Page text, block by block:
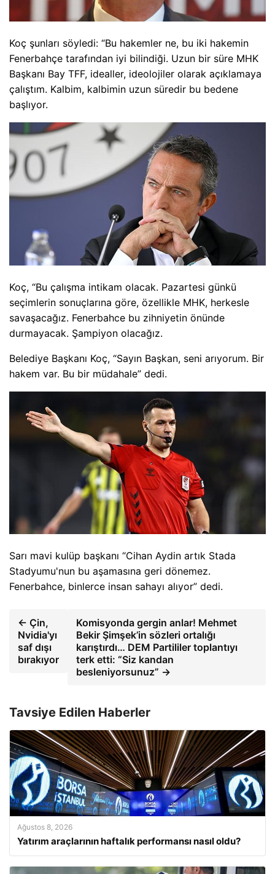
Koç şunları söyledi: “Bu hakemler ne, bu iki hakemin
Fenerbahçe tarafından iyi bilindiği. Uzun bir süre MHK
Başkanı Bay TFF, idealler, ideolojiler olarak açıklamaya
çalıştım. Kalbim, kalbimin uzun süredir bu bedene
başlıyor.
Koç, “Bu çalışma intikam olacak. Pazartesi günkü
seçimlerin sonuçlarına göre, özellikle MHK, herkesle
savaşacağız. Fenerbahce bu zihniyetin önünde
durmayacak. Şampiyon olacağız.
Belediye Başkanı Koç, “Sayın Başkan, seni arıyorum. Bir
hakem var. Bu bir müdahale” dedi.
Sarı mavi kulüp başkanı “Cihan Aydin artık Stada
Stadyumu'nun bu aşamasına geri dönemez.
Fenerbahce, binlerce insan sahayı alıyor” dedi.
← Çin,
Nvidia'yı
saf dışı
bırakıyor
Komisyonda gergin anlar! Mehmet
Bekir Şimşek’in sözleri ortalığı
karıştırdı… DEM Partililer toplantıyı
terk etti: “Siz kandan
besleniyorsunuz” →
Tavsiye Edilen Haberler
Ağustos 8, 2026
Yatırım araçlarının haftalık performansı nasıl oldu?